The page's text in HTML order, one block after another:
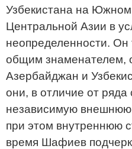
Узбекистана на Южном
Центральной Азии в
неопределенности. Он
общим знаменателем,
Азербайджан и
они, в отличие от ряда
независимую внешнюю
при этом внутреннюю
время Шафиев